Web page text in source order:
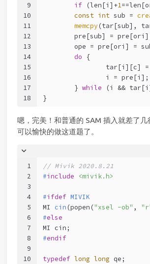
9
10
11
12
13
14
15
16
17
18
if (len[i]+1
const int sub =
memcpy (tar[sub],
pre[sub] =
ope = pre[ori] =
do {
tar[i][c]
		i = pre[i];
	}
while (i &&
}
嗯，完美！和普通的 SAM 插入就差了
可以愉快的做这道题了。
1
2
3
4
5
6
7
8
9
10
// Mivik 2020.8.21
#include <mivik.h>
#ifdef MIVIK
MI cin (popen("xsel -ob" ,
#else
MI cin;
#endif
typedef long long qe;